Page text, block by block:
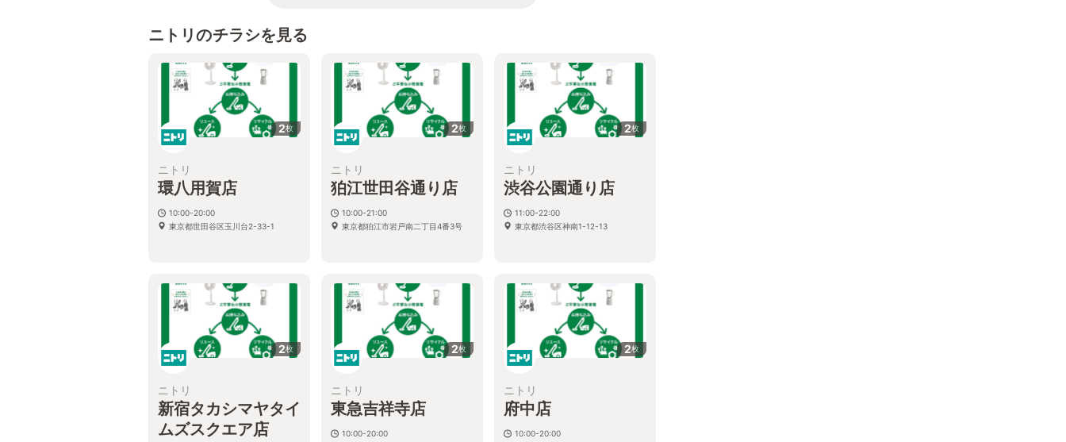
ニトリのチラシを見る
2枚
ニトリ
環八用賀店
10:00-20:00
東京都世田谷区玉川台2-33-1
2枚
ニトリ
狛江世田谷通り店
10:00-21:00
東京都狛江市岩戸南二丁目4番3号
2枚
ニトリ
渋谷公園通り店
11:00-22:00
東京都渋谷区神南1-12-13
2枚
ニトリ
新宿タカシマヤタイ
ムズスクエア店
2枚
ニトリ
東急吉祥寺店
10:00-20:00
2枚
ニトリ
府中店
10:00-20:00